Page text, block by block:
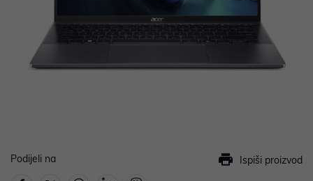
Podijeli na Ispiši proizvod